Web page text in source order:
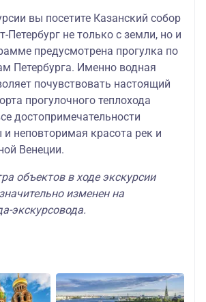
вы посетите Казанский собор
Петербург не только с земли, но и
предусмотрена прогулка по
Петербурга. Именно водная
почувствовать настоящий
прогулочного теплохода
достопримечательности
неповторимая красота рек и
Венеции.
объектов в ходе экскурсии
изменен на
экскурсовода.